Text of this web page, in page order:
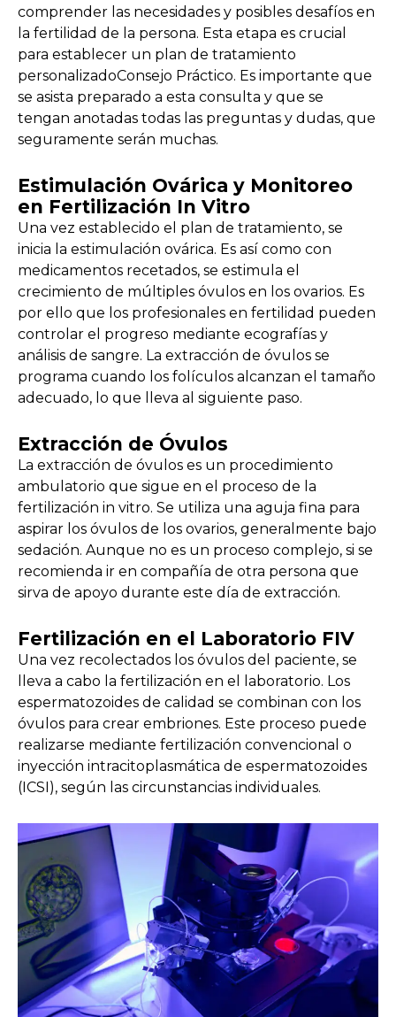
comprender las necesidades y posibles desafíos en
la fertilidad de la persona. Esta etapa es crucial
para establecer un plan de tratamiento
personalizadoConsejo Práctico. Es importante que
se asista preparado a esta consulta y que se
tengan anotadas todas las preguntas y dudas, que
seguramente serán muchas.
Estimulación Ovárica y Monitoreo
en Fertilización In Vitro
Una vez establecido el plan de tratamiento, se
inicia la estimulación ovárica. Es así como con
medicamentos recetados, se estimula el
crecimiento de múltiples óvulos en los ovarios. Es
por ello que los profesionales en fertilidad pueden
controlar el progreso mediante ecografías y
análisis de sangre. La extracción de óvulos se
programa cuando los folículos alcanzan el tamaño
adecuado, lo que lleva al siguiente paso.
Extracción de Óvulos
La extracción de óvulos es un procedimiento
ambulatorio que sigue en el proceso de la
fertilización in vitro. Se utiliza una aguja fina para
aspirar los óvulos de los ovarios, generalmente bajo
sedación. Aunque no es un proceso complejo, si se
recomienda ir en compañía de otra persona que
sirva de apoyo durante este día de extracción.
Fertilización en el Laboratorio FIV
Una vez recolectados los óvulos del paciente, se
lleva a cabo la fertilización en el laboratorio. Los
espermatozoides de calidad se combinan con los
óvulos para crear embriones. Este proceso puede
realizarse mediante fertilización convencional o
inyección intracitoplasmática de espermatozoides
(ICSI), según las circunstancias individuales.